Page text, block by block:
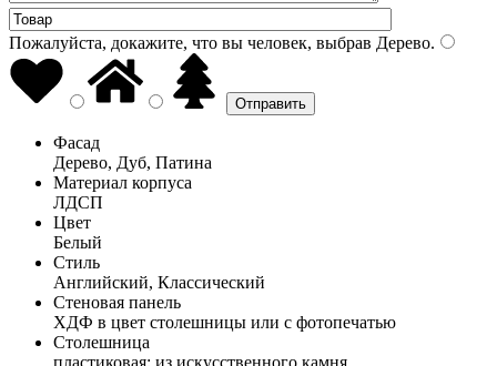
Пожалуйста, докажите, что вы человек, выбрав Дерево.
Фасад
Дерево, Дуб, Патина
Материал корпуса
ЛДСП
Цвет
Белый
Стиль
Английский, Классический
Стеновая панель
ХДФ в цвет столешницы или с фотопечатью
Столешница
пластиковая; из искусственного камня